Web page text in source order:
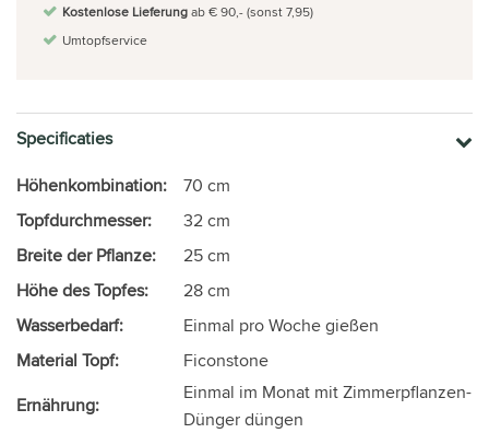
Kostenlose Lieferungab € 90,- (sonst 7,95)
Umtopfservice
Specificaties
Höhenkombination:
70 cm
Topfdurchmesser:
32 cm
Breite der Pflanze:
25 cm
Höhe des Topfes:
28 cm
Wasserbedarf:
Einmal pro Woche gießen
Material Topf:
Ficonstone
Ernährung:
Einmal im Monat mit Zimmerpflanzen-
Dünger düngen